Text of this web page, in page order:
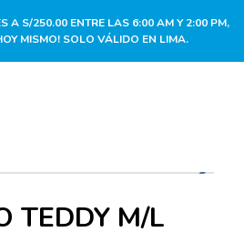
A S/250.00 ENTRE LAS 6:00 AM Y 2:00 PM,
MISMO! SOLO VÁLIDO EN LIMA.
TEDDY M/L